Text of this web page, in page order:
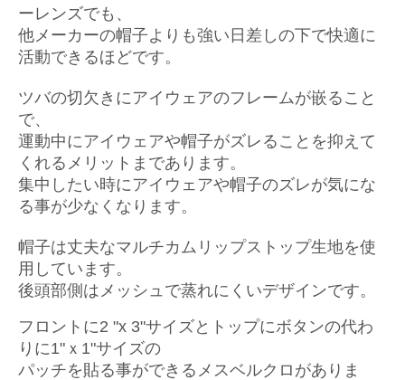
ーレンズでも、
他メーカーの帽子よりも強い日差しの下で快適に
活動できるほどです。
ツバの切欠きにアイウェアのフレームが嵌ること
で、
運動中にアイウェアや帽子がズレることを抑えて
くれるメリットまであります。
集中したい時にアイウェアや帽子のズレが気にな
る事が少なくなります。
帽子は丈夫なマルチカムリップストップ生地を使
用しています。
後頭部側はメッシュで蒸れにくいデザインです。
フロントに2 "x 3"サイズとトップにボタンの代わ
りに1"ｘ1"サイズの
パッチを貼る事ができるメスベルクロがありま